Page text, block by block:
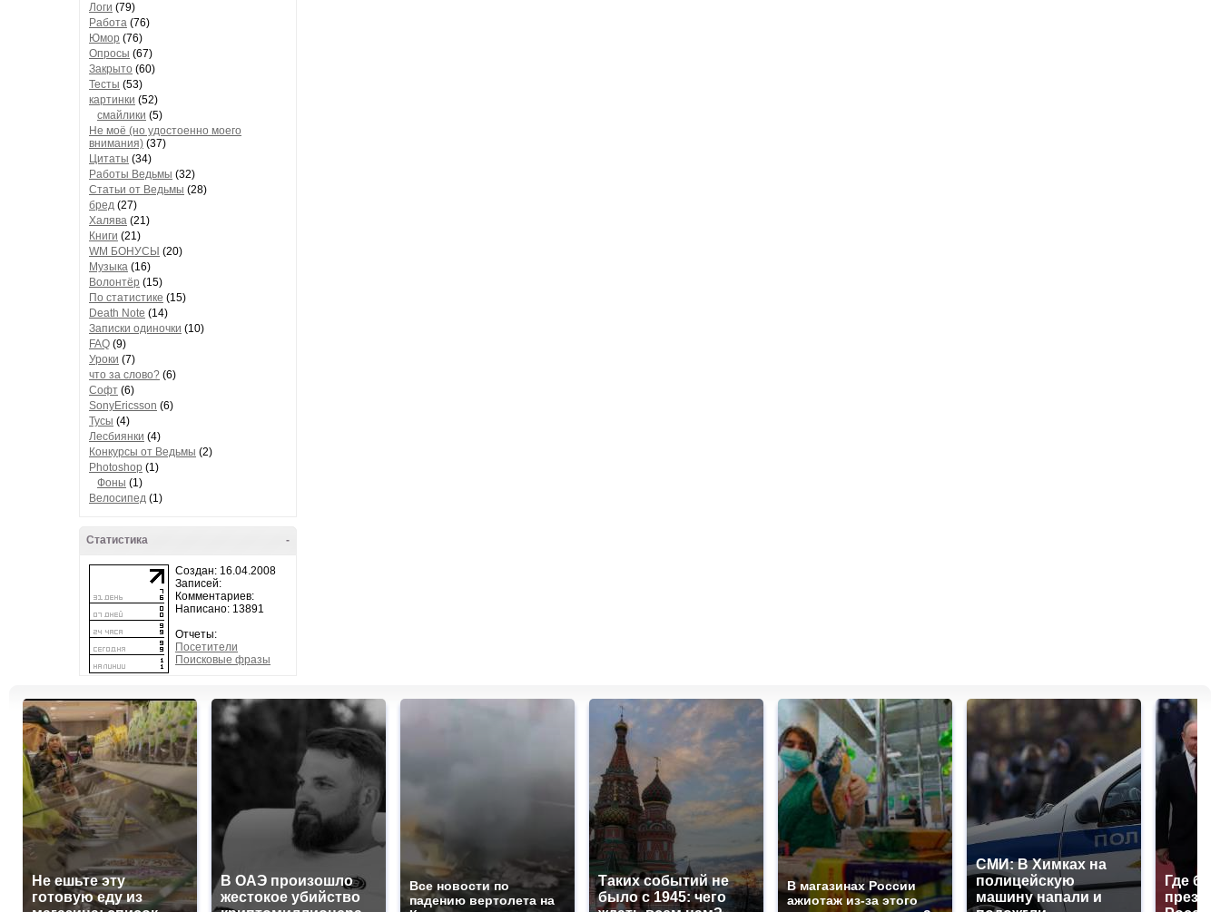
Логи (79)
Работа (76)
Юмор (76)
Опросы (67)
Закрыто (60)
Тесты (53)
картинки (52)
смайлики (5)
Не моё (но удостоенно моего
внимания) (37)
Цитаты (34)
Работы Ведьмы (32)
Статьи от Ведьмы (28)
бред (27)
Халява (21)
Книги (21)
WM БОНУСЫ (20)
Музыка (16)
Волонтёр (15)
По статистике (15)
Death Note (14)
Записки одиночки (10)
FAQ (9)
Уроки (7)
что за слово? (6)
Софт (6)
SonyEricsson (6)
Тусы (4)
Лесбиянки (4)
Конкурсы от Ведьмы (2)
Photoshop (1)
Фоны (1)
Велосипед (1)
-
Статистика
Создан: 16.04.2008
Записей:
Комментариев:
Написано: 13891
Отчеты:
Посетители
Поисковые фразы
Не ешьте эту
готовую еду из
В ОАЭ произошло
жестокое убийство
Все новости по
падению вертолета на
Таких событий не
было с 1945: чего
В магазинах России
ажиотаж из-за этого
СМИ: В Химках на
полицейскую
машину напали и
Где